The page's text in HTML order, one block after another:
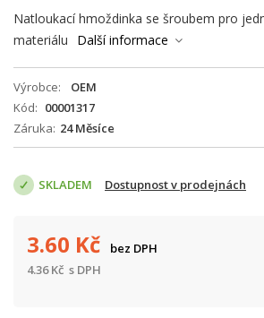
Natloukací hmoždinka se šroubem pro
materiálu
Další informace
Výrobce
OEM
Kód
00001317
Záruka 24 Měsíce
SKLADEM Dostupnost v prodejnách
3.60 Kč
bez DPH
4.36Kč s DPH